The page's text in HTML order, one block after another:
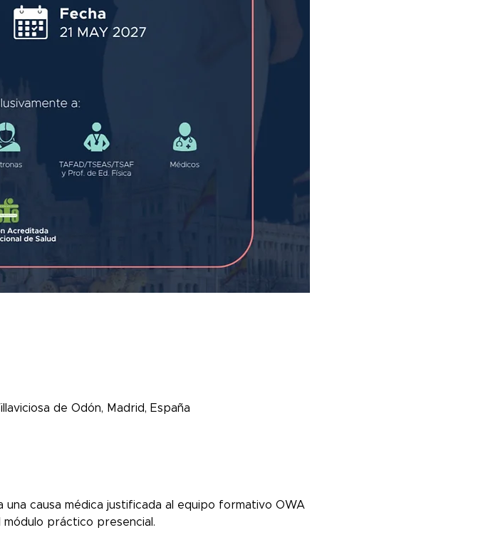
de Odón, Madrid, España
causa médica justificada al equipo formativo OWA
módulo práctico presencial.